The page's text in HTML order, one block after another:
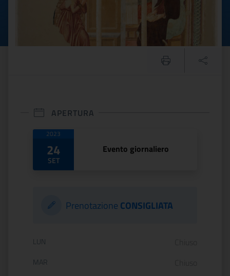
APERTURA
Date di apertura
2023
24
SET
Evento giornaliero
Prenotazione CONSIGLIATA
Orario di apertura:
LUN
MAR